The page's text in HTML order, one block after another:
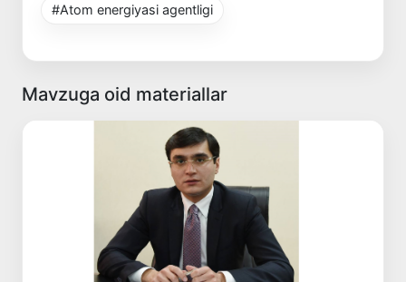
#Atom energiyasi agentligi
Mavzuga oid materiallar